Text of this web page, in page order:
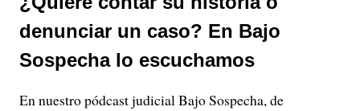
denunciar un caso? En Bajo
Sospecha lo escuchamos
En nuestro pódcast judicial Bajo Sospecha, de